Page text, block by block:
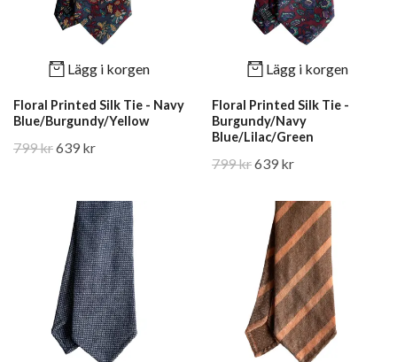
Lägg i korgen
Floral Printed Silk Tie - Navy
Blue/Burgundy/Yellow
799 kr639 kr
Lägg i korgen
Floral Printed Silk Tie -
Burgundy/Navy
Blue/Lilac/Green
799 kr639 kr